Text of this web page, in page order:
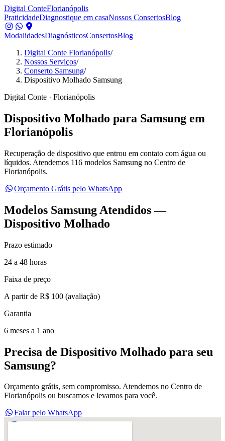
Digital ConteFlorianópolis
PraticidadeDiagnostique em casaNossos ConsertosBlog
ModalidadesDiagnósticosConsertosBlog
Digital Conte Florianópolis/
Nossos Serviços/
Conserto Samsung/
Dispositivo Molhado Samsung
Digital Conte · Florianópolis
Dispositivo Molhado para Samsung em
Florianópolis
Recuperação de dispositivo que entrou em contato com água ou
líquidos. Atendemos 116 modelos Samsung no Centro de
Florianópolis.
Orçamento Grátis pelo WhatsApp
Modelos Samsung Atendidos —
Dispositivo Molhado
Prazo estimado
24 a 48 horas
Faixa de preço
A partir de R$ 100 (avaliação)
Garantia
6 meses a 1 ano
Precisa de Dispositivo Molhado para seu
Samsung?
Orçamento grátis, sem compromisso. Atendemos no Centro de
Florianópolis ou buscamos e levamos para você.
Falar pelo WhatsApp